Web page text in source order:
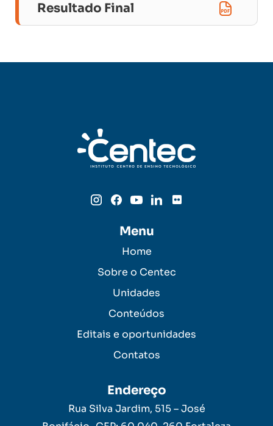
Resultado Final
Menu
Home
Sobre o Centec
Unidades
Conteúdos
Editais e oportunidades
Contatos
Endereço
Rua Silva Jardim, 515 – José